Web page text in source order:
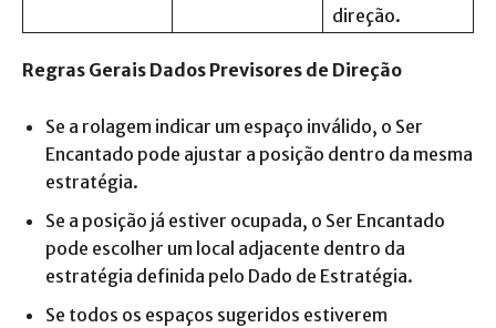
direção.
Regras Gerais Dados Previsores de Direção
Se a rolagem indicar um espaço inválido, o Ser
Encantado pode ajustar a posição dentro da mesma
estratégia.
Se a posição já estiver ocupada, o Ser Encantado
pode escolher um local adjacente dentro da
estratégia definida pelo Dado de Estratégia.
Se todos os espaços sugeridos estiverem